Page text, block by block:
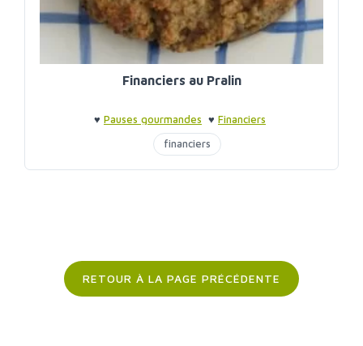
Financiers au Pralin
♥ Pauses gourmandes ♥ Financiers
financiers
RETOUR À LA PAGE PRÉCÉDENTE